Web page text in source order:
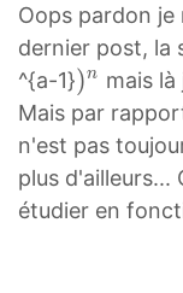
Oops pardon je
dernier post, la
^{a-1})
n
)
^
n
)n mais
Mais par
n'est pas
plus d'ailleurs...
étudier en